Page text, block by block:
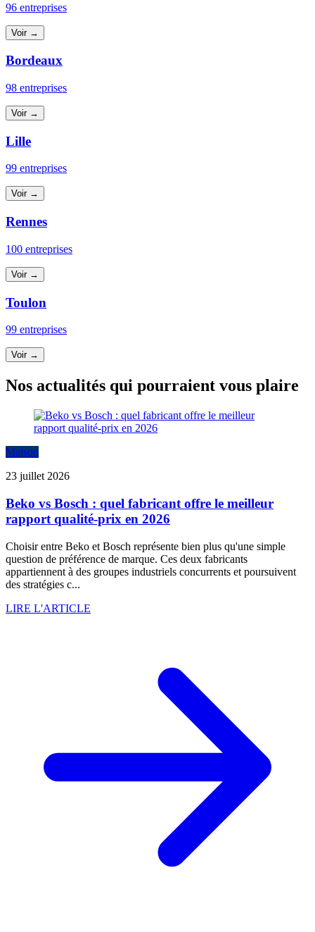
96 entreprises
Voir →
Bordeaux
98 entreprises
Voir →
Lille
99 entreprises
Voir →
Rennes
100 entreprises
Voir →
Toulon
99 entreprises
Voir →
Nos actualités qui pourraient vous plaire
Maison
23 juillet 2026
Beko vs Bosch : quel fabricant offre le meilleur
rapport qualité-prix en 2026
Choisir entre Beko et Bosch représente bien plus qu'une simple
question de préférence de marque. Ces deux fabricants
appartiennent à des groupes industriels concurrents et poursuivent
des stratégies c...
LIRE L'ARTICLE